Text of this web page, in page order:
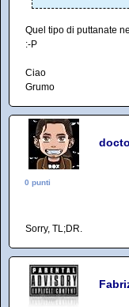
Quel tipo di puttanate
:-P
Ciao
Grumo
0 punti
Sorry, TL;DR.